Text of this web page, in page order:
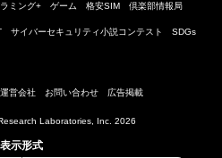
ミング+ ゲーム 格安SIM 倶楽部情報局
サイバーセキュリティ小説コンテスト SDGs
運営会社 お問い合わせ 広告掲載
Laboratories, Inc. 2026
表示形式